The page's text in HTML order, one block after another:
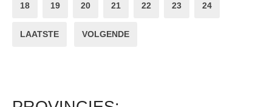
18 19 20 21 22 23 24
LAATSTE VOLGENDE